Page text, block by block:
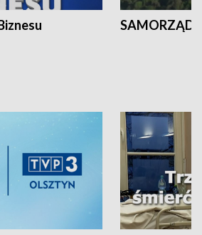
SAMORZĄD